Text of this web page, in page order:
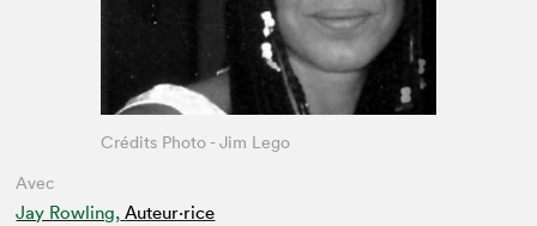
Avec
Jay Rowling, Auteur·rice
Crédits Photo - Jim Lego